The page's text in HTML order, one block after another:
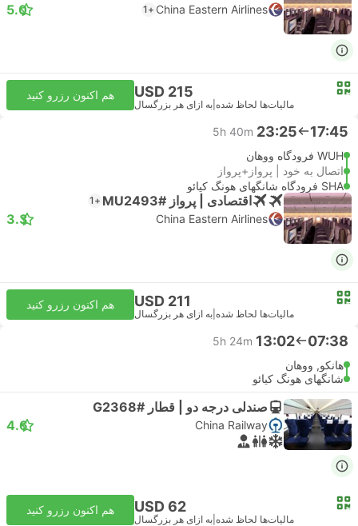
China Eastern Airlines
+1
5.0
USD 215
مالیات‌ها لحاظ شده به ازای هر بزرگسال
هم اکنون رزرو کنید
17:45
23:25
5h 40m
WUH فرودگاه ووهان
اتصال به خود | پرواز+پرواز
SHA فرودگاه شانگهای هونگ کیائو
اقتصادی | پرواز #MU2493 +1
China Eastern Airlines
3.3
USD 211
مالیات‌ها لحاظ شده به ازای هر بزرگسال
هم اکنون رزرو کنید
07:38
13:02
5h 24m
هانکو, ووهان
شانگهای هونگ کیائو
صندلی درجه دو | قطار #G2368
China Railway
4.6
USD 62
مالیات‌ها لحاظ شده به ازای هر بزرگسال
هم اکنون رزرو کنید